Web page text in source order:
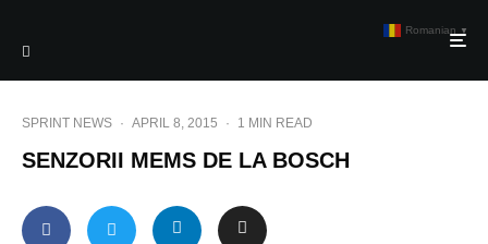
SPRINT NEWS · APRIL 8, 2015 · 1 MIN READ
SENZORII MEMS DE LA BOSCH
Romanian ▼